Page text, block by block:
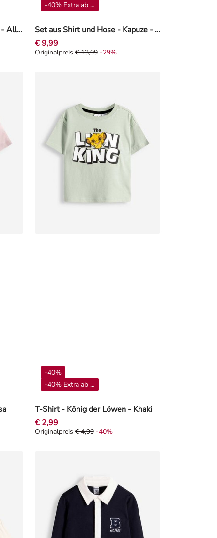
Set aus T-Shirt und Leggings - Allover-Print - Orange Set aus Shirt und Hose - Kapuze - Mint
-40% Extra ab 4**
€ 9,99
Originalpreis € 13,99, Rabat -29%
Originalpreis € 13,99 -29%
T-Shirt - König der Löwen - Khaki
-40%
-40% Extra ab 4**
€ 2,99
Originalpreis € 4,99, Rabat -40%
Originalpreis € 4,99 -40%